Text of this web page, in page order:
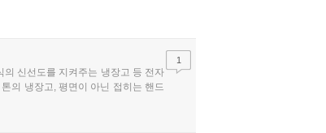
신선도를 지켜주는 냉장고 등 전자
의 냉장고, 평면이 아닌 접히는 핸드
1